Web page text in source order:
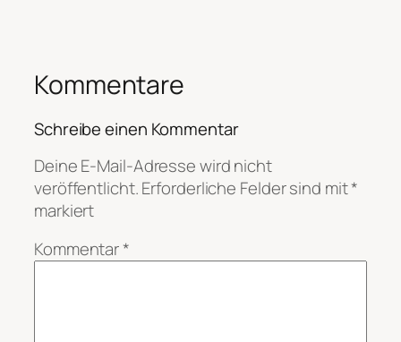
Kommentare
Schreibe einen Kommentar
Deine E-Mail-Adresse wird nicht
veröffentlicht.Erforderliche Felder sind mit*
markiert
Kommentar*